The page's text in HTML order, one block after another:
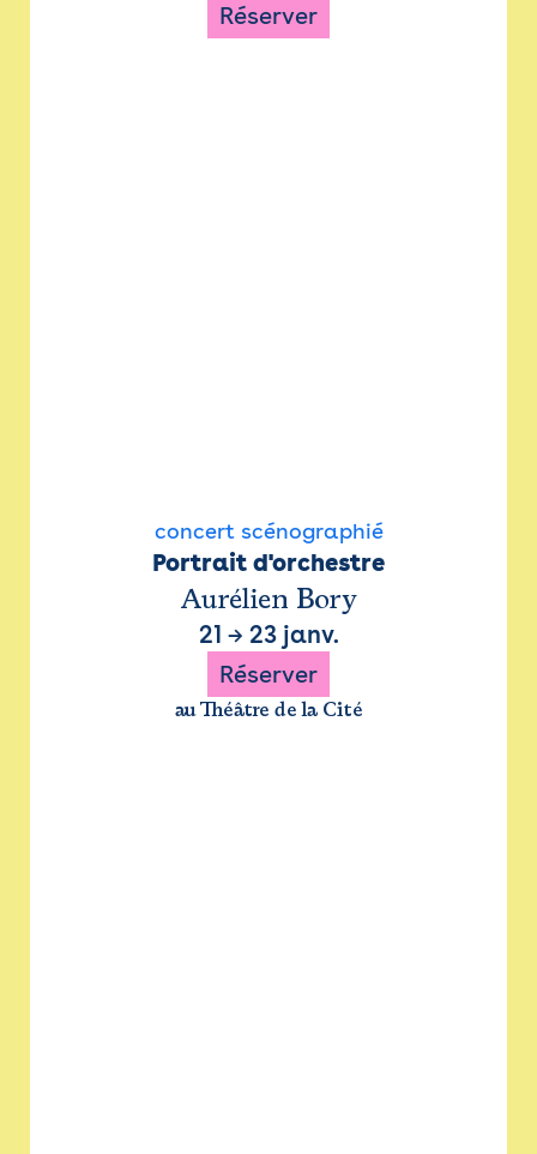
Réserver
concert scénographié
Portrait d'orchestre
Aurélien Bory
21 → 23 janv.
Réserver
au Théâtre de la Cité